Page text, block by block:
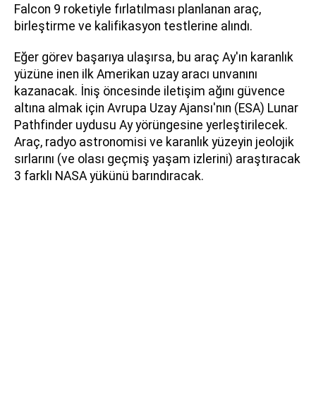
Falcon 9 roketiyle fırlatılması planlanan araç,
birleştirme ve kalifikasyon testlerine alındı.
Eğer görev başarıya ulaşırsa, bu araç Ay'ın karanlık
yüzüne inen ilk Amerikan uzay aracı unvanını
kazanacak. İniş öncesinde iletişim ağını güvence
altına almak için Avrupa Uzay Ajansı'nın (ESA) Lunar
Pathfinder uydusu Ay yörüngesine yerleştirilecek.
Araç, radyo astronomisi ve karanlık yüzeyin jeolojik
sırlarını (ve olası geçmiş yaşam izlerini) araştıracak
3 farklı NASA yükünü barındıracak.